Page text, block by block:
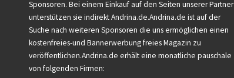
Sponsoren. Bei einem Einkauf auf den Seiten unserer Partner
unterstützen sie indirekt Andrina.de.Andrina.de ist auf der
Suche nach weiteren Sponsoren die uns ermöglichen einen
kostenfreies-und Bannerwerbung freies Magazin zu
veröffentlichen.Andrina.de erhält eine monatliche pauschale
von folgenden Firmen: